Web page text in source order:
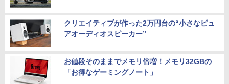
クリエイティブが作った2万円台の“小さなピュ
アオーディオスピーカー”
お値段そのままでメモリ倍増！メモリ32GBの
「お得なゲーミングノート」